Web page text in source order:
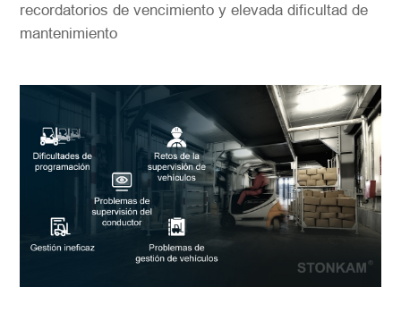
recordatorios de vencimiento y elevada dificultad de
mantenimiento